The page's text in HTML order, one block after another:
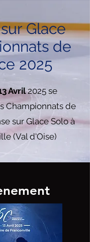
Glace
de
2025
Avril2025 se
Championnats de
sur Glace Solo à
(Val d'Oise)